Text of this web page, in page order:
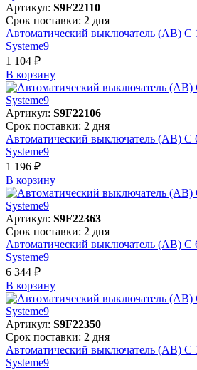
Артикул: S9F22110
Срок поставки: 2 дня
Автоматический выключатель (АВ) C
Systeme9
1 104 ₽
В корзинy
Артикул: S9F22106
Срок поставки: 2 дня
Автоматический выключатель (АВ) C
Systeme9
1 196 ₽
В корзинy
Артикул: S9F22363
Срок поставки: 2 дня
Автоматический выключатель (АВ) C
Systeme9
6 344 ₽
В корзинy
Артикул: S9F22350
Срок поставки: 2 дня
Автоматический выключатель (АВ) C
Systeme9